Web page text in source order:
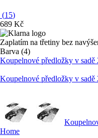
(15)
689 Kč
Zaplatím na třetiny bez
Barva (4)
Koupelnové předložky v
Koupelnové předložky v
Home